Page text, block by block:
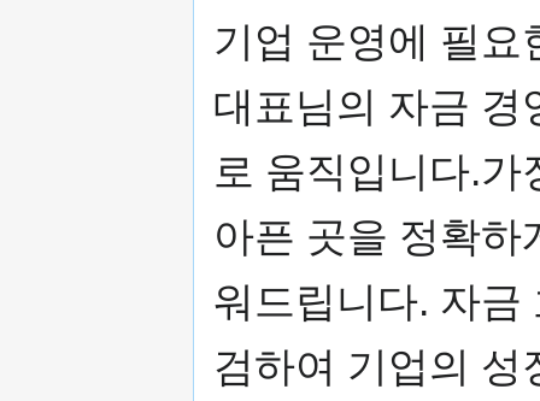
기업 운영에 필요
대표님의 자금 경
로 움직입니다.
아픈 곳을 정확하
워드립니다. 자금
검하여 기업의 성